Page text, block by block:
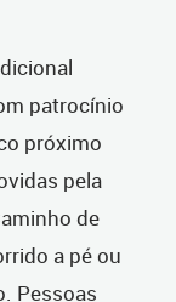
patrocínio
próximo
pela
de
a pé ou
Pessoas